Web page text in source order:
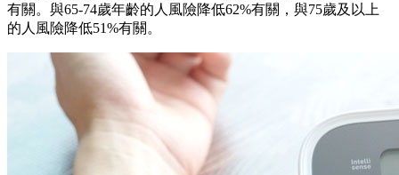
有關。與65-74歲年齡的人風險降低62%有關，與75歲及以上
的人風險降低51%有關。